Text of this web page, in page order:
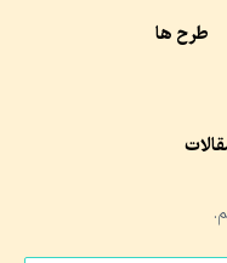
طرح ها